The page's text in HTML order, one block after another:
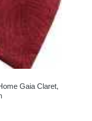
Gaia Claret,